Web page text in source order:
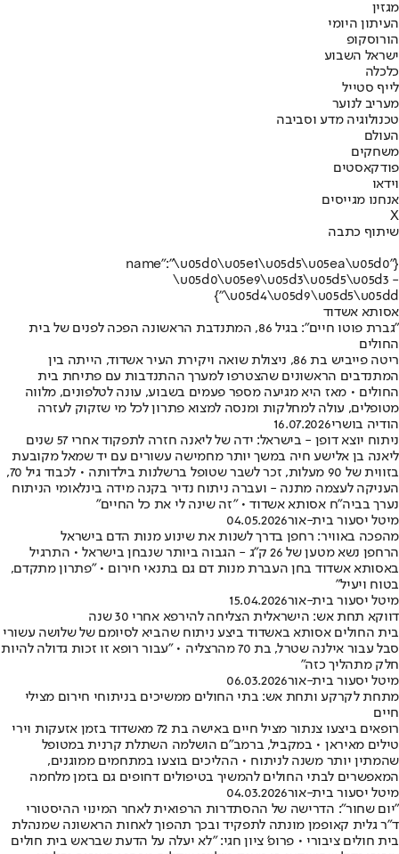
מגזין
העיתון היומי
הורוסקופ
ישראל השבוע
כלכלה
לייף סטייל
מעריב לנוער
טכנולוגיה מדע וסביבה
העולם
משחקים
פודקאסטים
וידאו
אנחנו מגייסים
X
שיתוף כתבה
{"name":"\u05d0\u05e1\u05d5\u05ea\u05d0
\u05d0\u05e9\u05d3\u05d5\u05d3 -
\u05d4\u05d9\u05d5\u05dd"}
אסותא אשדוד
"גברת פוטו חיים”: בגיל 86, המתנדבת הראשונה הפכה לפנים של בית
החולים
ריטה פייביש בת 86, ניצולת שואה ויקירת העיר אשדוד, הייתה בין
המתנדבים הראשונים שהצטרפו למערך ההתנדבות עם פתיחת בית
החולים • מאז היא מגיעה מספר פעמים בשבוע, עונה לטלפונים, מלווה
מטופלים, עולה למחלקות ומנסה למצוא פתרון לכל מי שזקוק לעזרה
הודיה בושרי16.07.2026
ניתוח יוצא דופן - בישראל: ידה של ליאנה חזרה לתפקוד אחרי 57 שנים
ליאנה בן אלישע חיה במשך יותר מחמישה עשורים עם יד שמאל מקובעת
בזווית של 90 מעלות, זכר לשבר שטופל ברשלנות בילדותה • לכבוד גיל 70,
העניקה לעצמה מתנה - ועברה ניתוח נדיר בקנה מידה בינלאומי הניתוח
נערך בביה"ח אסותא אשדוד • "זה שינה לי את כל החיים"
מיטל יסעור בית-אור04.05.2026
מהפכה באוויר: רחפן בדרך לשנות את שינוע מנות הדם בישראל
הרחפן נשא מטען של 26 ק״ג - הגבוה ביותר שנבחן בישראל • התרגיל
באסותא אשדוד בחן העברת מנות דם גם בתנאי חירום • "פתרון מתקדם,
בטוח ויעיל"
מיטל יסעור בית-אור15.04.2026
דווקא תחת אש: הישראלית הצליחה להירפא אחרי 30 שנה
בית החולים אסותא באשדוד ביצע ניתוח שהביא לסיומם של שלושה עשורי
סבל עבור אילנה שטרל, בת 70 מהרצליה • "עבור רופא זו זכות גדולה להיות
חלק מתהליך כזה"
מיטל יסעור בית-אור06.03.2026
מתחת לקרקע ותחת אש: בתי החולים ממשיכים בניתוחי חירום מצילי
חיים
רופאים ביצעו צנתור מציל חיים באישה בת 72 מאשדוד בזמן אזעקות וירי
טילים מאיראן • במקביל, ברמב"ם הושלמה השתלת קרנית במטופל
שהמתין יותר משנה לניתוח • ההליכים בוצעו במתחמים ממוגנים,
המאפשרים לבתי החולים להמשיך בטיפולים דחופים גם בזמן מלחמה
מיטל יסעור בית-אור04.03.2026
"יום שחור": הדרישה של ההסתדרות הרפואית לאחר המינוי ההיסטורי
ד"ר גלית קאופמן מונתה לתפקיד ובכך תהפוך לאחות הראשונה שמנהלת
בית חולים ציבורי • פרופ' ציון חגי: "לא יעלה על הדעת שבראש בית חולים